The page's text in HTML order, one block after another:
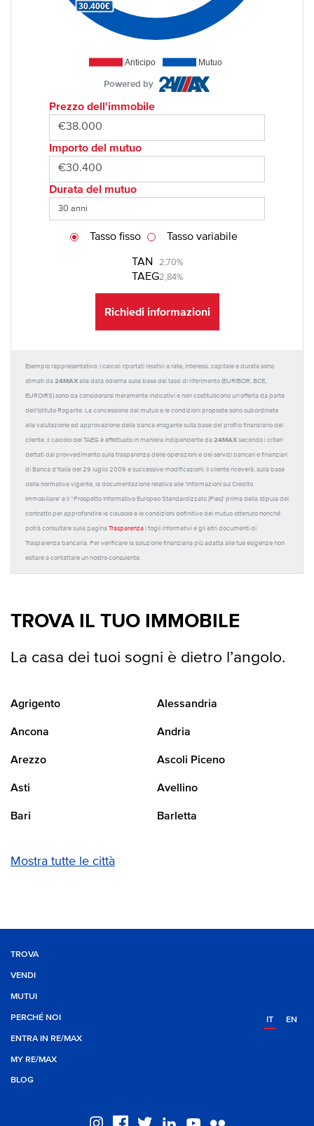
Anticipo Mutuo
30.400€
Powered by
Prezzo dell'immobile
Importo del mutuo
Durata del mutuo
TAN 2,70%
TAEG2,84%
Tasso fisso Tasso variabile
Richiedi informazioni
Esempio rappresentativo: I calcoli riportati relativi a rate, interessi, capitale e durata sono
stimati da 24MAX alla data odierna sulla base dei tassi di riferimento (EURIBOR, BCE,
EUROIRS) sono da considerarsi meramente indicativi e non costituiscono un'offerta da parte
dell'Istituto Rogante. La concessione del mutuo e le condizioni proposte sono subordinate
alla valutazione ed approvazione della banca erogante sulla base del profilo finanziario del
cliente. Il calcolo del TAEG è effettuato in maniera indipendente da 24MAX secondo i criteri
dettati dal provvedimento sulla trasparenza delle operazioni e dei servizi bancari e finanziari
di Banca d'Italia del 29 luglio 2009 e successive modificazioni. Il cliente riceverà, sulla base
della normativa vigente, la documentazione relativa alle 'Informazioni sul Credito
Immobiliare' e il “Prospetto Informativo Europeo Standardizzato (Pies)' prima della stipula del
contratto per approfondire le clausole e le condizioni definitive del mutuo ottenuto nonché
potrà consultare sulla pagina Trasparenza i fogli informativi e gli altri documenti di
Trasparenza bancaria. Per verificare la soluzione finanziaria più adatta alle tue esigenze non
esitare a contattare un nostro consulente.
TROVA IL TUO IMMOBILE
La casa dei tuoi sogni è dietro l’angolo.
Agrigento Alessandria
Ancona Andria
Arezzo Ascoli Piceno
Asti Avellino
Bari Barletta
Mostra tutte le città
TROVA
VENDI
MUTUI
PERCHÉ NOI
ENTRA IN RE/MAX
MY RE/MAX
BLOG
IT EN